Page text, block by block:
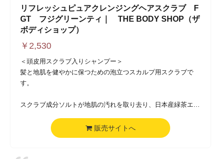
リフレッシュピュアクレンジングヘアスクラブ F
GT フジグリーンティ｜ THE BODY SHOP（ザ
ボディショップ）
￥ 2,530
＜頭皮用スクラブ入りシャンプー＞
髪と地肌を健やかに保つための泡立つスカルプ用スクラブで
す。
スクラブ成分ソルトが地肌の汚れを取り去り、日本産緑茶エキ
て、すっきりと洗い上げます。販売サイトへ